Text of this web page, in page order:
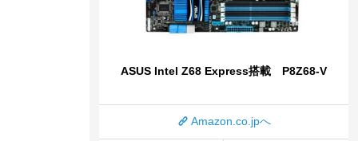
ASUS Intel Z68 Express搭載 P8Z68-V
Amazon.co.jpへ